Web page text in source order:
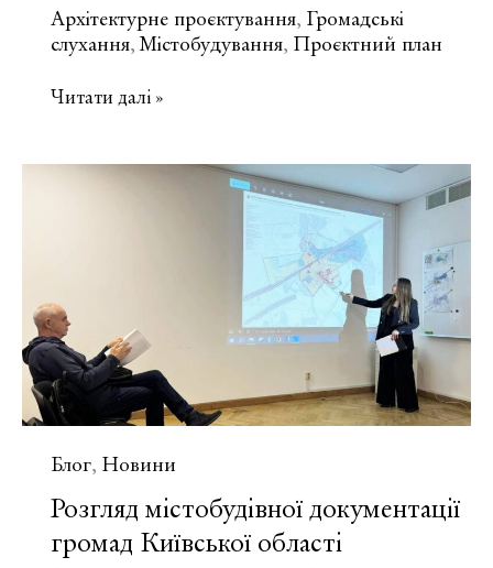
Архітектурне проєктування, Громадські
слухання,Містобудування, Проєктний план
Розроблення
Читати далі »
Блог, Новини
Розгляд містобудівної документації
громад Київської області